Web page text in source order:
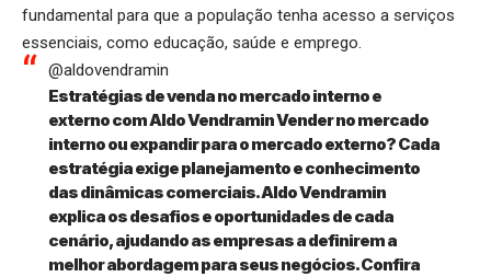
fundamental para que a população tenha acesso a serviços
essenciais, como educação, saúde e emprego.
@aldovendramin
Estratégias de venda no mercado interno e
externo com Aldo Vendramin Vender no mercado
interno ou expandir para o mercado externo? Cada
estratégia exige planejamento e conhecimento
das dinâmicas comerciais. Aldo Vendramin
explica os desafios e oportunidades de cada
cenário, ajudando as empresas a definirem a
melhor abordagem para seus negócios. Confira